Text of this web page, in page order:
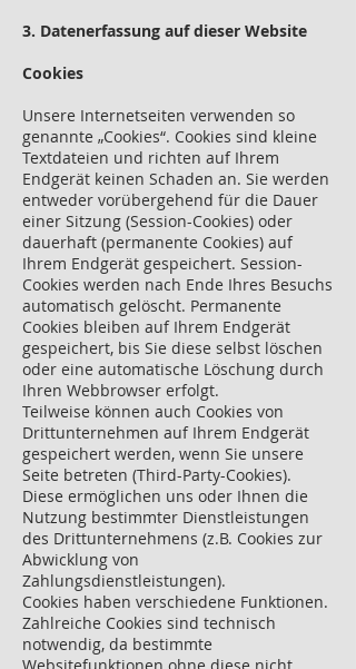
3. Datenerfassung auf dieser Website
Cookies
Unsere Internetseiten verwenden so
genannte „Cookies“. Cookies sind kleine
Textdateien und richten auf Ihrem
Endgerät keinen Schaden an. Sie werden
entweder vorübergehend für die Dauer
einer Sitzung (Session-Cookies) oder
dauerhaft (permanente Cookies) auf
Ihrem Endgerät gespeichert. Session-
Cookies werden nach Ende Ihres Besuchs
automatisch gelöscht. Permanente
Cookies bleiben auf Ihrem Endgerät
gespeichert, bis Sie diese selbst löschen
oder eine automatische Löschung durch
Ihren Webbrowser erfolgt.
Teilweise können auch Cookies von
Drittunternehmen auf Ihrem Endgerät
gespeichert werden, wenn Sie unsere
Seite betreten (Third-Party-Cookies).
Diese ermöglichen uns oder Ihnen die
Nutzung bestimmter Dienstleistungen
des Drittunternehmens (z.B. Cookies zur
Abwicklung von
Zahlungsdienstleistungen).
Cookies haben verschiedene Funktionen.
Zahlreiche Cookies sind technisch
notwendig, da bestimmte